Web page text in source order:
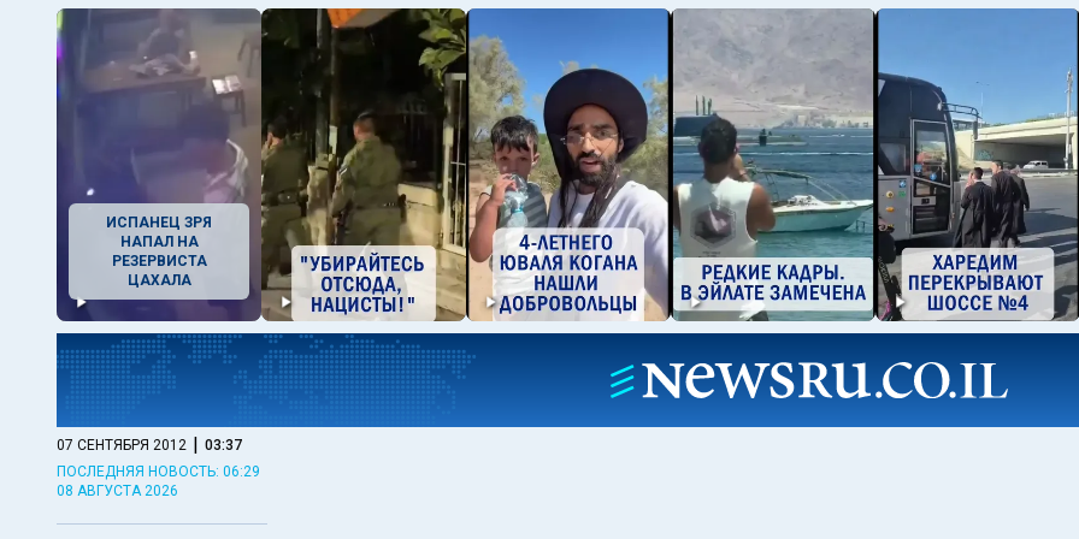
ИСПАНЕЦ ЗРЯ
НАПАЛ НА
РЕЗЕРВИСТА
ЦАХАЛА
07 СЕНТЯБРЯ 2012 | 03:37
ПОСЛЕДНЯЯ НОВОСТЬ: 06:29
08 АВГУСТА 2026